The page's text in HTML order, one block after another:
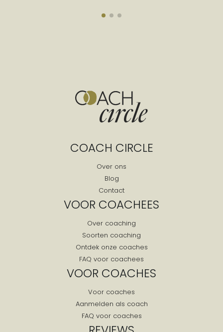
COACH CIRCLE
Over ons
Blog
Contact
VOOR COACHEES
Over coaching
Soorten coaching
Ontdek onze coaches
FAQ voor coachees
VOOR COACHES
Voor coaches
Aanmelden als coach
FAQ voor coaches